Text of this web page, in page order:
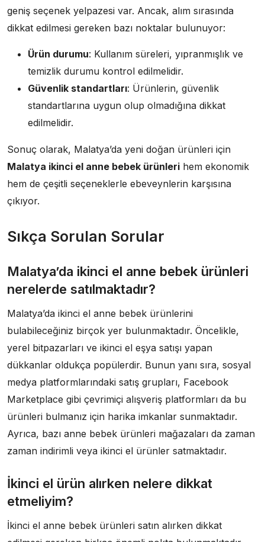
geniş seçenek yelpazesi var. Ancak, alım sırasında
dikkat edilmesi gereken bazı noktalar bulunuyor:
Ürün durumu: Kullanım süreleri, yıpranmışlık ve
temizlik durumu kontrol edilmelidir.
Güvenlik standartları: Ürünlerin, güvenlik
standartlarına uygun olup olmadığına dikkat
edilmelidir.
Sonuç olarak, Malatya’da yeni doğan ürünleri için
Malatya ikinci el anne bebek ürünleri hem ekonomik
hem de çeşitli seçeneklerle ebeveynlerin karşısına
çıkıyor.
Sıkça Sorulan Sorular
Malatya’da ikinci el anne bebek ürünleri
nerelerde satılmaktadır?
Malatya’da ikinci el anne bebek ürünlerini
bulabileceğiniz birçok yer bulunmaktadır. Öncelikle,
yerel bitpazarları ve ikinci el eşya satışı yapan
dükkanlar oldukça popülerdir. Bunun yanı sıra, sosyal
medya platformlarındaki satış grupları, Facebook
Marketplace gibi çevrimiçi alışveriş platformları da bu
ürünleri bulmanız için harika imkanlar sunmaktadır.
Ayrıca, bazı anne bebek ürünleri mağazaları da zaman
zaman indirimli veya ikinci el ürünler satmaktadır.
İkinci el ürün alırken nelere dikkat
etmeliyim?
İkinci el anne bebek ürünleri satın alırken dikkat